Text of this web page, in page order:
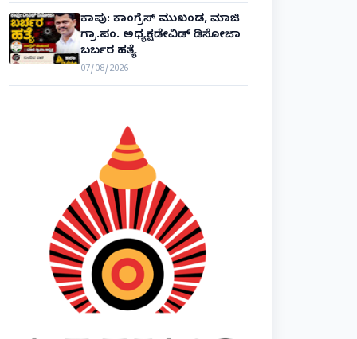
ಕಾಪು: ಕಾಂಗ್ರೆಸ್ ಮುಖಂಡ, ಮಾಜಿ
ಗ್ರಾ.ಪಂ. ಅಧ್ಯಕ್ಷಡೇವಿಡ್ ಡಿಸೋಜಾ
ಬರ್ಬರ ಹತ್ಯೆ
07/08/2026